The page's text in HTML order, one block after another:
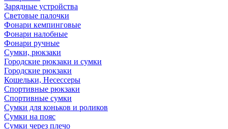
Зарядные устройства
Световые палочки
Фонари кемпинговые
Фонари налобные
Фонари ручные
Сумки, рюкзаки
Городские рюкзаки и сумки
Городские рюкзаки
Кошельки, Несессеры
Спортивные рюкзаки
Спортивные сумки
Сумки для коньков и роликов
Сумки на пояс
Сумки через плечо